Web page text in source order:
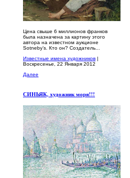
Цена свыше 6 миллионов франков
была назначена за картину этого
автора на известном аукционе
Sotneby’s. Кто он? Создатель...
Известные имена художников |
Воскресенье, 22 Января 2012
Далее
СИНЬЯК, художник моря!!!